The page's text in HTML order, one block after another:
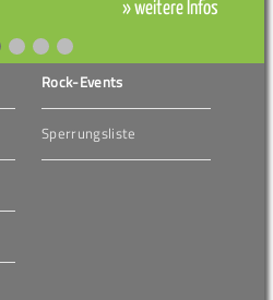
» weitere Infos
Rock-Events
Sperrungsliste